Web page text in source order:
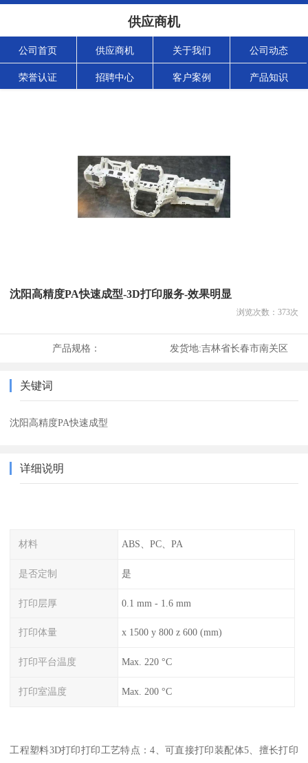
供应商机
公司首页 供应商机 关于我们 公司动态
荣誉认证 招聘中心 客户案例 产品知识
沈阳高精度PA快速成型-3D打印服务-效果明显
浏览次数： 373次
产品规格： 发货地:吉林省长春市南关区
关键词
沈阳高精度PA快速成型
详细说明
材料 ABS、PC、PA
是否定制 是
打印层厚 0.1 mm - 1.6 mm
打印体量 x 1500 y 800 z 600 (mm)
打印平台温度 Max. 220 °C
打印室温度 Max. 200 °C
工程塑料3D打印打印工艺特点：4、可直接打印装配体5、擅长打印